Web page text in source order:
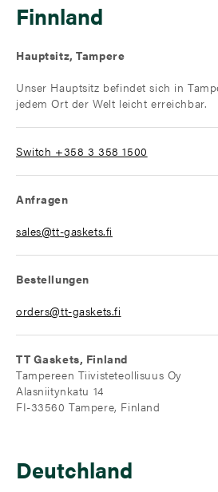
Finnland
Hauptsitz, Tampere
Unser Hauptsitz befindet sich in
jedem Ort der Welt leicht erreichbar.
Switch +358 3 358 1500
Anfragen
sales@tt-gaskets.fi
Bestellungen
orders@tt-gaskets.fi
TT Gaskets, Finland
Tampereen Tiivisteteollisuus Oy
Alasniitynkatu 14
FI-33560 Tampere, Finland
Deutchland